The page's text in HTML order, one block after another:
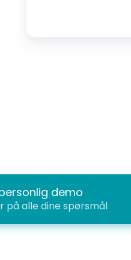
demo
på alle dine spørsmål